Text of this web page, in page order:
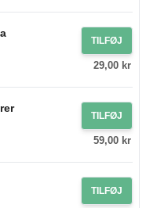
TILFØJ
29,00 kr
TILFØJ
59,00 kr
TILFØJ